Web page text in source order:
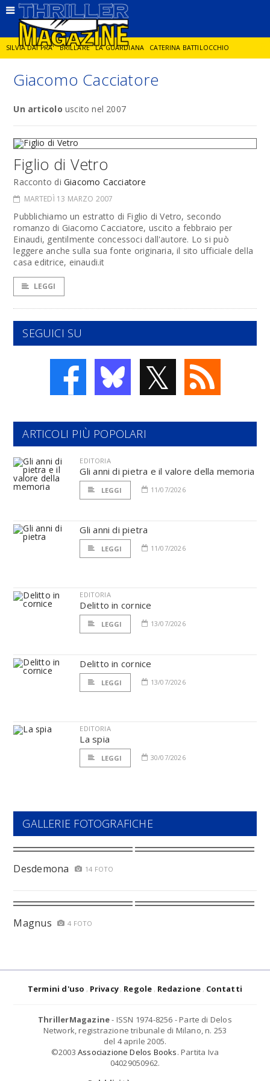
SILVIA DAI PRA' BRILLARE LA GUARDIANA CATERINA BATTILOCCHIO
JORGE DIAZ LA SPIA DELITTO IN CORNICE GIANCARLO DE CATALDO
Giacomo Cacciatore
Un articolo uscito nel 2007
Figlio di Vetro
Racconto di Giacomo Cacciatore
MARTEDÌ 13 MARZO 2007
Pubblichiamo un estratto di Figlio di Vetro, secondo
romanzo di Giacomo Cacciatore, uscito a febbraio per
Einaudi, gentilmente concessoci dall'autore. Lo si può
leggere anche sulla sua fonte originaria, il sito ufficiale della
casa editrice, einaudi.it
LEGGI
SEGUICI SU
𝕏
ARTICOLI PIÙ POPOLARI
EDITORIA
Gli anni di pietra e il valore della memoria
LEGGI 11/07/2026
Gli anni di pietra
LEGGI 11/07/2026
EDITORIA
Delitto in cornice
LEGGI 13/07/2026
Delitto in cornice
LEGGI 13/07/2026
EDITORIA
La spia
LEGGI 30/07/2026
GALLERIE FOTOGRAFICHE
Desdemona 14 FOTO
Magnus 4 FOTO
Termini d'uso Privacy Regole Redazione Contatti
ThrillerMagazine- ISSN 1974-8256 - Parte di Delos
Network, registrazione tribunale di Milano, n. 253
del 4 aprile 2005.
©2003 Associazione Delos Books. Partita Iva
04029050962.